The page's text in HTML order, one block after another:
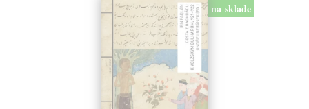
na sklade